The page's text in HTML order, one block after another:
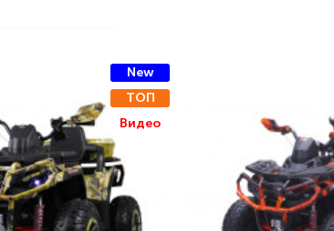
New
ТОП
Видео